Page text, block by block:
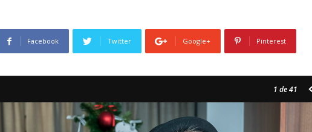
Facebook Twitter Google+ Pinterest
1 de 41